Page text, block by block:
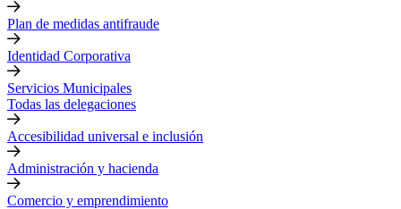
Plan de medidas antifraude
Identidad Corporativa
Servicios Municipales
Todas las delegaciones
Accesibilidad universal e inclusión
Administración y hacienda
Comercio y emprendimiento